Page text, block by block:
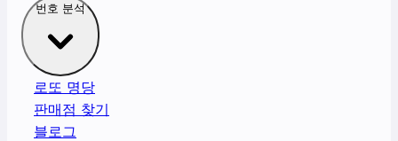
번호 분석
로또 명당
판매점 찾기
블로그